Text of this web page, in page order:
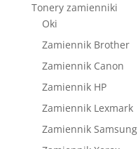
Tonery zamienniki
Oki
Zamiennik Brother
Zamiennik Canon
Zamiennik HP
Zamiennik Lexmark
Zamiennik Samsung